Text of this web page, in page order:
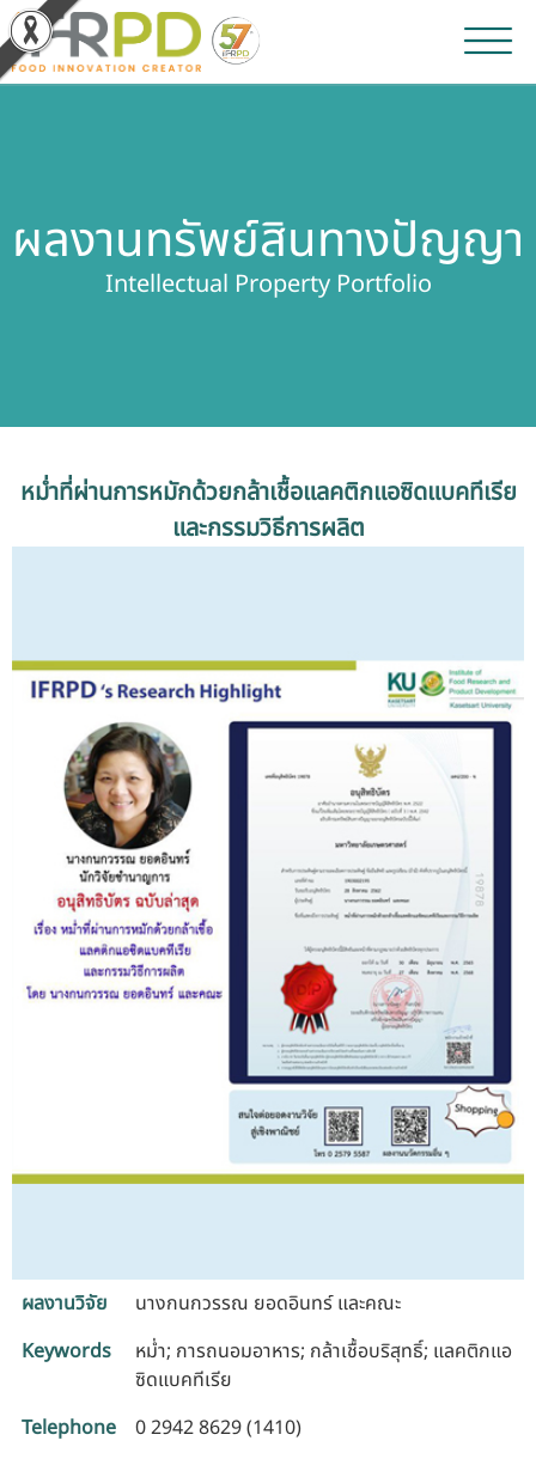
ผลิตภัณฑ์และจำหน่าย
เกี่ยวกับสถาบัน
บุคลากรสถาบัน
รับข้อร้องเรียนและข้อเสนอแนะ
ติดต่อเรา
สายตรงผู้บริหาร
ผลงานทรัพย์สินทางปัญญา
Intellectual Property Portfolio
หมํ่าที่ผ่านการหมักด้วยกล้าเชื้อแลคติกแอซิดแบคทีเรีย
และกรรมวิธีการผลิต
ผลงานวิจัย
นางกนกวรรณ ยอดอินทร์ และคณะ
Keywords
หม่ำ; การถนอมอาหาร; กล้าเชื้อบริสุทธิ์; แลคติกแอ
ซิดแบคทีเรีย
Telephone
0 2942 8629 (1410)